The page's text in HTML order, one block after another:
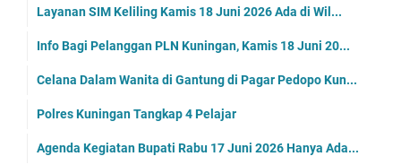
Layanan SIM Keliling Kamis 18 Juni 2026 Ada di Wil...
Info Bagi Pelanggan PLN Kuningan, Kamis 18 Juni 20...
Celana Dalam Wanita di Gantung di Pagar Pedopo Kun...
Polres Kuningan Tangkap 4 Pelajar
Agenda Kegiatan Bupati Rabu 17 Juni 2026 Hanya Ada...